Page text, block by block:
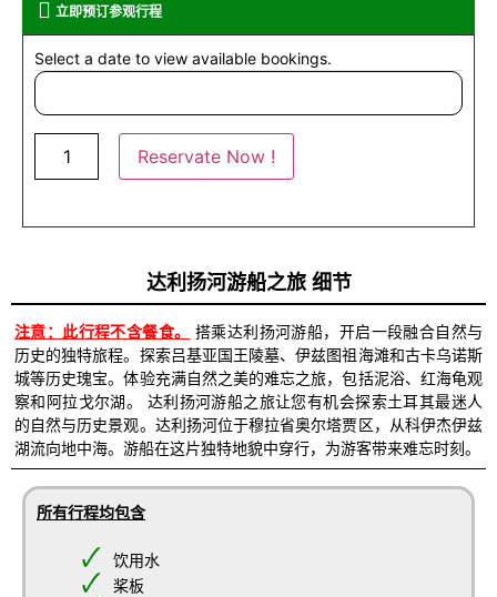
立即预订参观行程
Select a date to view available bookings.
Reservate Now !
达利扬河游船之旅 细节
注意：此行程不含餐食。
搭乘达利扬河游船，开启一段融合自然与
历史的独特旅程。探索吕基亚国王陵墓、伊兹图祖海滩和古卡乌诺斯
城等历史瑰宝。体验充满自然之美的难忘之旅，包括泥浴、红海龟观
察和阿拉戈尔湖。 达利扬河游船之旅让您有机会探索土耳其最迷人
的自然与历史景观。达利扬河位于穆拉省奥尔塔贾区，从科伊杰伊兹
湖流向地中海。游船在这片独特地貌中穿行，为游客带来难忘时刻。
所有行程均包含
饮用水
桨板